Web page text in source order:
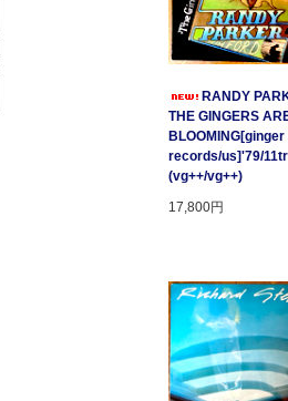
RANDY
THE GINGERS
BLOOMING[ginger
records/us]'79/
(vg++/vg++)
17,800円